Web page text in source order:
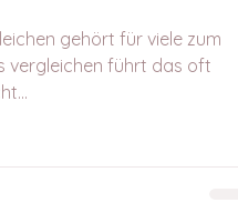
gehört für viele zum
vergleichen führt das oft